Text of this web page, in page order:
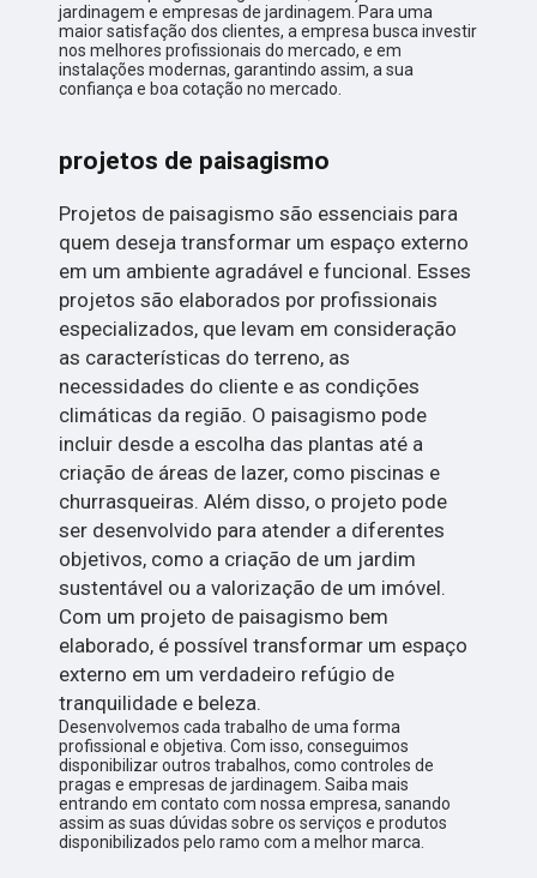
jardinagem e empresas de jardinagem. Para uma
maior satisfação dos clientes, a empresa busca investir
nos melhores profissionais do mercado, e em
instalações modernas, garantindo assim, a sua
confiança e boa cotação no mercado.
projetos de paisagismo
Projetos de paisagismo são essenciais para
quem deseja transformar um espaço externo
em um ambiente agradável e funcional. Esses
projetos são elaborados por profissionais
especializados, que levam em consideração
as características do terreno, as
necessidades do cliente e as condições
climáticas da região. O paisagismo pode
incluir desde a escolha das plantas até a
criação de áreas de lazer, como piscinas e
churrasqueiras. Além disso, o projeto pode
ser desenvolvido para atender a diferentes
objetivos, como a criação de um jardim
sustentável ou a valorização de um imóvel.
Com um projeto de paisagismo bem
elaborado, é possível transformar um espaço
externo em um verdadeiro refúgio de
tranquilidade e beleza.
Desenvolvemos cada trabalho de uma forma
profissional e objetiva. Com isso, conseguimos
disponibilizar outros trabalhos, como controles de
pragas e empresas de jardinagem. Saiba mais
entrando em contato com nossa empresa, sanando
assim as suas dúvidas sobre os serviços e produtos
disponibilizados pelo ramo com a melhor marca.